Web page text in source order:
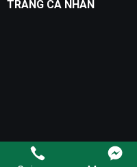
TRANG CÁ NHÂN